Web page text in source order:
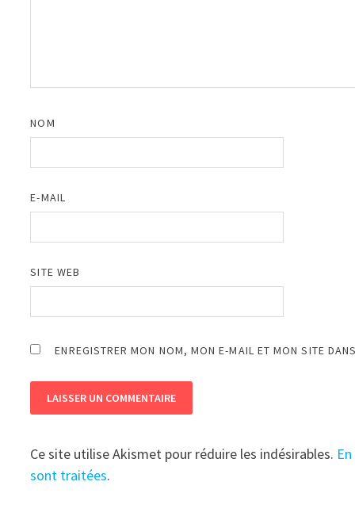
NOM
E-MAIL
SITE WEB
ENREGISTRER MON NOM, MON E-MAIL ET MON SITE
Ce site utilise Akismet pour réduire les indésirables.
sont traitées.